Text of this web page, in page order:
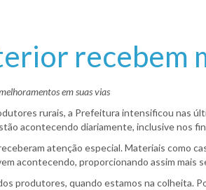
recebem
em suas vias
rurais, a Prefeitura intensificou nas
acontecendo diariamente, inclusive nos
atenção especial. Materiais como
acontecendo, proporcionando assim mais
produtores, quando estamos na colheita.